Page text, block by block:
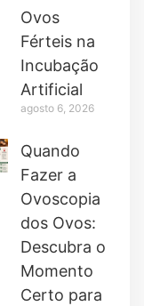
Ovos
Férteis na
Incubação
Artificial
agosto 6, 2026
Quando
Fazer a
Ovoscopia
dos Ovos:
Descubra o
Momento
Certo para